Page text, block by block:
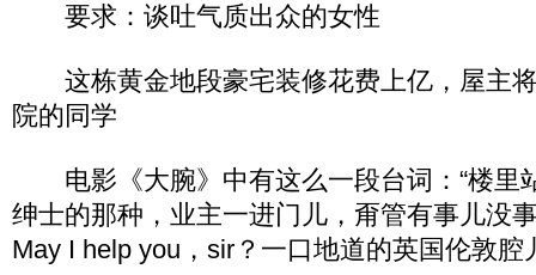
要求：谈吐气质出众的女性
这栋黄金地段豪宅装修花费上亿，屋主
院的同学
电影《大腕》中有这么一段台词：“楼里
绅士的那种，业主一进门儿，甭管有事儿没
May I help you，sir？一口地道的英国伦敦